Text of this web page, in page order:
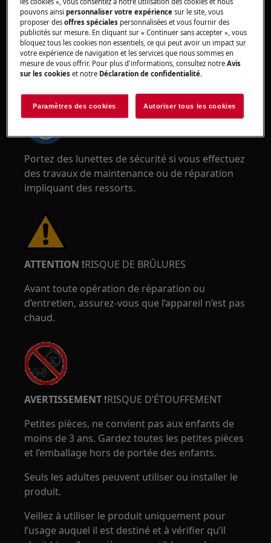
ATTENTION !RISQUE DE BLESSURE AUX YEUX
Portez des lunettes de sécurité si vous effectuez
des travaux de maintenance ou de réparation
impliquant des ressorts.
ATTENTION !RISQUE DE BRÛLURES
Avant toute opération de réparation ou
d’entretien, assurez-vous que l’appareil n’est pas
chaud.
AVERTISSEMENT !RISQUE D’ÉTOUFFEMENT
Petites pièces, ne convient pas aux enfants de
moins de 3 ans. Gardez toutes les petites pièces
et l’emballage hors de portée des enfants.
Seuls les adultes peuvent utiliser ou installer le
produit.
Veillez à utiliser le produit uniquement pour
l’usage auquel il est destiné et à vérifier qu’il
pouvons ainsipersonnaliser votre expériencesur le site, vous
proposer desoffres spéciales personnalisées et vous fournir des
publicités sur mesure. En cliquant sur « Continuer sans accepter », vous
bloquez tous les cookies non essentiels, ce qui peut avoir un impact sur
votre expérience de navigation et les services que nous sommes en
mesure de vous offrir. Pour plus d'informations, consultez notreAvis
sur les cookies et notre Déclaration de confidentialité.
Paramètres des cookies Autoriser tous les cookies